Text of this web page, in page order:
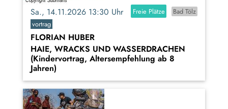
Sa., 14.11.2026 13:30 Uhr Freie Plätze
Bad Tölz
vortrag
FLORIAN HUBER
HAIE, WRACKS UND WASSERDRACHEN
(Kindervortrag, Altersempfehlung ab 8
Jahren)